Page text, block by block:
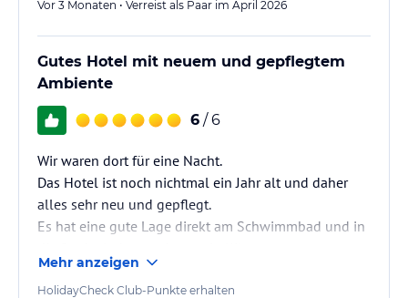
Vor 3 Monaten • Verreist als Paar im April 2026
Gutes Hotel mit neuem und gepflegtem
Ambiente
6 / 6
Wir waren dort für eine Nacht.
Das Hotel ist noch nichtmal ein Jahr alt und daher
alles sehr neu und gepflegt.
Es hat eine gute Lage direkt am Schwimmbad und in
Ich kann es aufjedenfall weiterempfehlen. 😃
Mehr anzeigen
HolidayCheck Club-Punkte erhalten